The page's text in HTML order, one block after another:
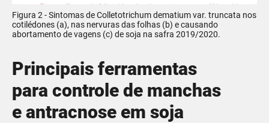
Figura 2 - Sintomas de Colletotrichum dematium var. truncata nos
cotilédones (a), nas nervuras das folhas (b) e causando
abortamento de vagens (c) de soja na safra 2019/2020.
Principais ferramentas
para controle de manchas
e antracnose em soja